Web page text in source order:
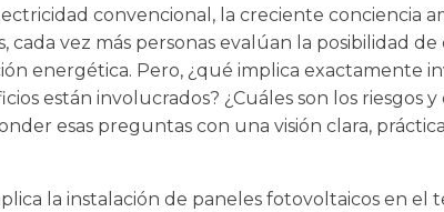
convencional, la creciente conciencia
cada vez más personas evalúan la posibilidad
energética. Pero, ¿qué implica exactamente
están involucrados? ¿Cuáles son los riesgos
esas preguntas con una visión clara,
la instalación de paneles fotovoltaicos en el